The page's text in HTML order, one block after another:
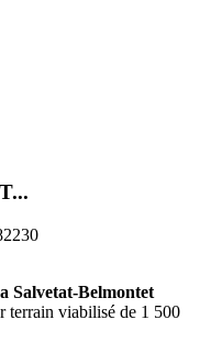
Salvetat-Belmontet
terrain viabilisé de 1 500